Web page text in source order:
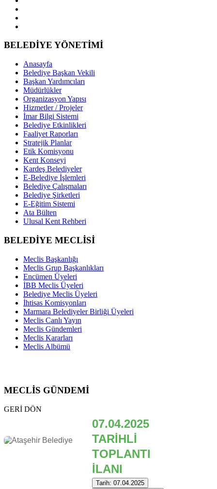
BELEDİYE YÖNETİMİ
Anasayfa
Belediye Başkan Vekili
Başkan Yardımcıları
Müdürlükler
Organizasyon Yapısı
Hizmetler / Projeler
İmar Bilgi Sistemi
Belediye Etkinlikleri
Faaliyet Raporları
Stratejik Planlar
Etik Komisyonu
Kent Konseyi
Kardeş Belediyeler
E-Belediye İşlemleri
Belediye Çalışmaları
Belediye Şirketleri
E-Eğitim Sistemi
Ata Bülten
Ulusal Kent Rehberi
BELEDİYE MECLİSİ
Meclis Başkanlığı
Meclis Grup Başkanlıkları
Encümen Üyeleri
İBB Meclis Üyeleri
Belediye Meclis Üyeleri
İhtisas Komisyonları
Marmara Belediyeler Birliği Üyeleri
Meclis Canlı Yayın
Meclis Gündemleri
Meclis Kararları
Meclis Albümü
MECLİS GÜNDEMİ
GERİ DÖN
07.04.2025
TARİHLİ
TOPLANTI
İLANI
Tarih: 07.04.2025